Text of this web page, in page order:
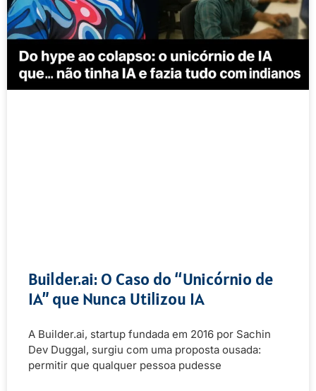
Builder.ai: O Caso do “Unicórnio de
IA” que Nunca Utilizou IA
A Builder.ai, startup fundada em 2016 por Sachin
Dev Duggal, surgiu com uma proposta ousada:
permitir que qualquer pessoa pudesse